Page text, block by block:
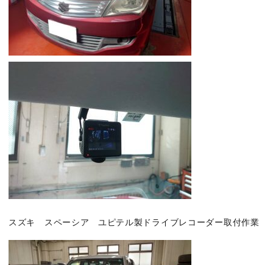
スズキ スペーシア ユピテル製ドライブレコーダー取付作業